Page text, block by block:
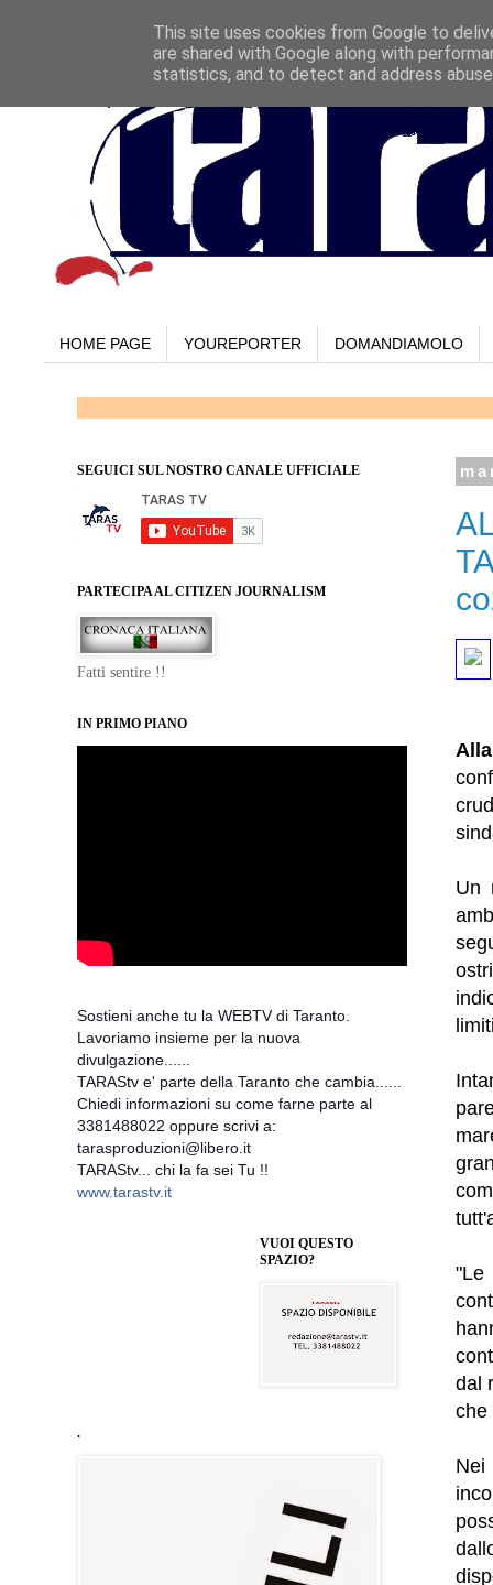
HOME PAGE YOUREPORTER DOMANDIAMOLO
Un
"Le
dal
che
SEGUICI SUL NOSTRO CANALE UFFICIALE
PARTECIPA AL CITIZEN JOURNALISM
Fatti sentire !!
IN PRIMO PIANO
Sostieni anche tu la WEBTV di Taranto.
Lavoriamo insieme per la nuova
divulgazione......
TARAStv e' parte della Taranto che cambia......
Chiedi informazioni su come farne parte al
3381488022 oppure scrivi a:
tarasproduzioni@libero.it
TARAStv... chi la fa sei Tu !!
www.tarastv.it
VUOI QUESTO
SPAZIO?
.
This site uses cookies from Google to
are shared with Google along with
statistics, and to detect and address